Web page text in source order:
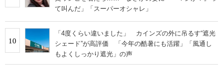
て叫んだ」「スーパーオシャレ」
10
「4度くらい違いました」 カインズの外に吊るす“遮光
シェード”が高評価 「今年の酷暑にも活躍」「風通し
もよくしっかり遮光」の声